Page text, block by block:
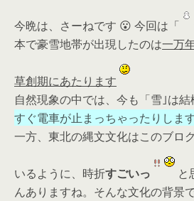
今晩は、さーねです 😮 今回は「
本で豪雪地帯が出現したのは一万
草創期にあたります
自然現象の中では、今も「雪｣は
すぐ電車が止まっちゃったりしま
一方、東北の縄文文化はこのブロ
いるように、時折すごいっ
と
んありますね。そんな文化の背景